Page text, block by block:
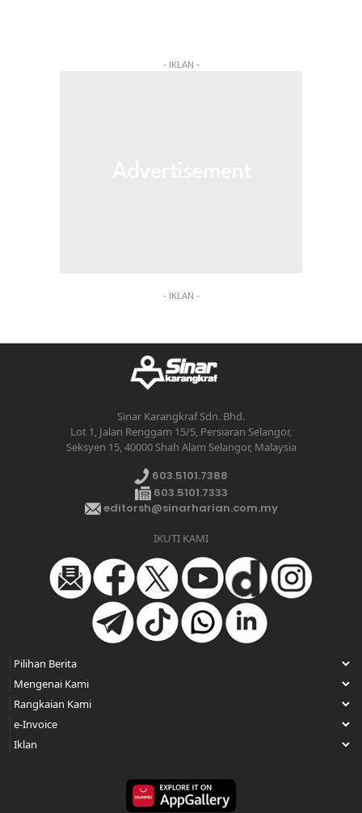
- IKLAN -
- IKLAN -
Sinar Karangkraf Sdn. Bhd.
Lot 1, Jalan Renggam 15/5, Persiaran Selangor,
Seksyen 15, 40000 Shah Alam Selangor, Malaysia
603.5101.7388
603.5101.7333
editorsh@sinarharian.com.my
IKUTI KAMI